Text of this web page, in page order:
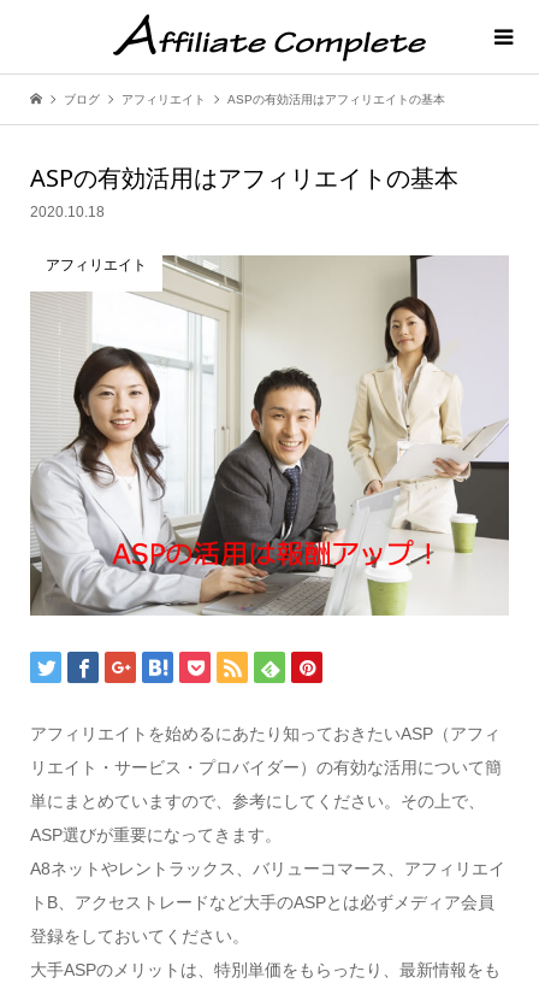
ブログ アフィリエイト ASPの有効活用はアフィリエイトの基本
ASPの有効活用はアフィリエイトの基本
2020.10.18
アフィリエイト
アフィリエイトを始めるにあたり知っておきたいASP（アフィ
リエイト・サービス・プロバイダー）の有効な活用について簡
単にまとめていますので、参考にしてください。その上で、
ASP選びが重要になってきます。
A8ネットやレントラックス、バリューコマース、アフィリエイ
トB、アクセストレードなど大手のASPとは必ずメディア会員
登録をしておいてください。
大手ASPのメリットは、特別単価をもらったり、最新情報をも